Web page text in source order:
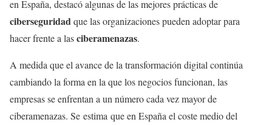
en España, destacó algunas de las mejores prácticas de
ciberseguridad que las organizaciones pueden adoptar para
hacer frente a lasciberamenazas.
A medida que el avance de la transformación digital continúa
cambiando la forma en la que los negocios funcionan, las
empresas se enfrentan a un número cada vez mayor de
ciberamenazas. Se estima que en España el coste medio del